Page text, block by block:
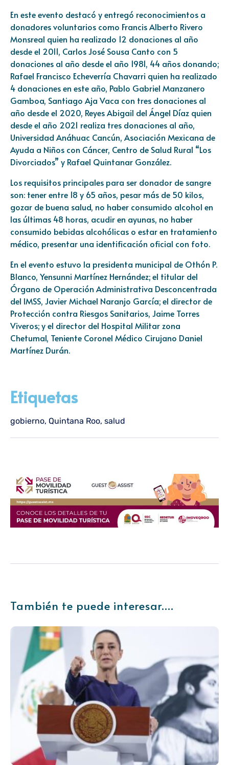
En este evento destacó y entregó reconocimientos a
donadores voluntarios como Francis Alberto Rivero
Monsreal quien ha realizado 12 donaciones al año
desde el 2011, Carlos José Sousa Canto con 5
donaciones al año desde el año 1981, 44 años donando;
Rafael Francisco Echeverría Chavarri quien ha realizado
4 donaciones en este año, Pablo Gabriel Manzanero
Gamboa, Santiago Aja Vaca con tres donaciones al
año desde el 2020, Reyes Abigail del Ángel Díaz quien
desde el año 2021 realiza tres donaciones al año,
Universidad Anáhuac Cancún, Asociación Mexicana de
Ayuda a Niños con Cáncer, Centro de Salud Rural “Los
Divorciados” y Rafael Quintanar González.
Los requisitos principales para ser donador de sangre
son: tener entre 18 y 65 años, pesar más de 50 kilos,
gozar de buena salud, no haber consumido alcohol en
las últimas 48 horas, acudir en ayunas, no haber
consumido bebidas alcohólicas o estar en tratamiento
médico, presentar una identificación oficial con foto.
En el evento estuvo la presidenta municipal de Othón P.
Blanco, Yensunni Martínez Hernández; el titular del
Órgano de Operación Administrativa Desconcentrada
del IMSS, Javier Michael Naranjo García; el director de
Protección contra Riesgos Sanitarios, Jaime Torres
Viveros; y el director del Hospital Militar zona
Chetumal, Teniente Coronel Médico Cirujano Daniel
Martínez Durán.
Etiquetas
gobierno, Quintana Roo, salud
También te puede interesar....